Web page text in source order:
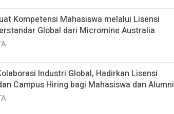
Kompetensi Mahasiswa melalui Lisensi
Global dari Micromine Australia
Industri Global, Hadirkan Lisensi
Campus Hiring bagi Mahasiswa dan Alumni